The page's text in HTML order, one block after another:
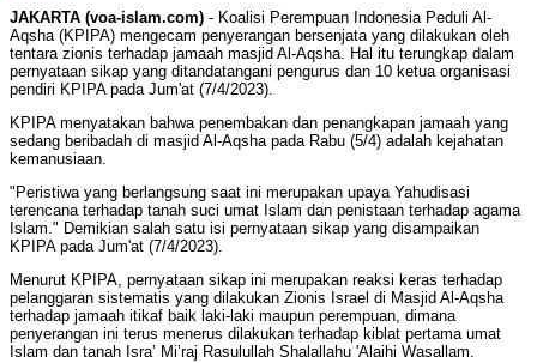
JAKARTA (voa-islam.com) - Koalisi Perempuan Indonesia Peduli Al-
Aqsha (KPIPA) mengecam penyerangan bersenjata yang dilakukan oleh
tentara zionis terhadap jamaah masjid Al-Aqsha. Hal itu terungkap dalam
pernyataan sikap yang ditandatangani pengurus dan 10 ketua organisasi
pendiri KPIPA pada Jum'at (7/4/2023).
KPIPA menyatakan bahwa penembakan dan penangkapan jamaah yang
sedang beribadah di masjid Al-Aqsha pada Rabu (5/4) adalah kejahatan
kemanusiaan.
"Peristiwa yang berlangsung saat ini merupakan upaya Yahudisasi
terencana terhadap tanah suci umat Islam dan penistaan terhadap agama
Islam." Demikian salah satu isi pernyataan sikap yang disampaikan
KPIPA pada Jum'at (7/4/2023).
Menurut KPIPA, pernyataan sikap ini merupakan reaksi keras terhadap
pelanggaran sistematis yang dilakukan Zionis Israel di Masjid Al-Aqsha
terhadap jamaah itikaf baik laki-laki maupun perempuan, dimana
penyerangan ini terus menerus dilakukan terhadap kiblat pertama umat
Islam dan tanah Isra’ Mi’raj Rasulullah Shalallahu 'Alaihi Wasallam.